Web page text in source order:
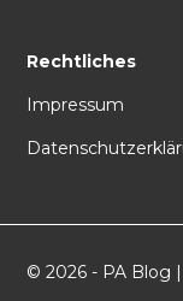
Rechtliches
Impressum
© 2026 - PA Blog